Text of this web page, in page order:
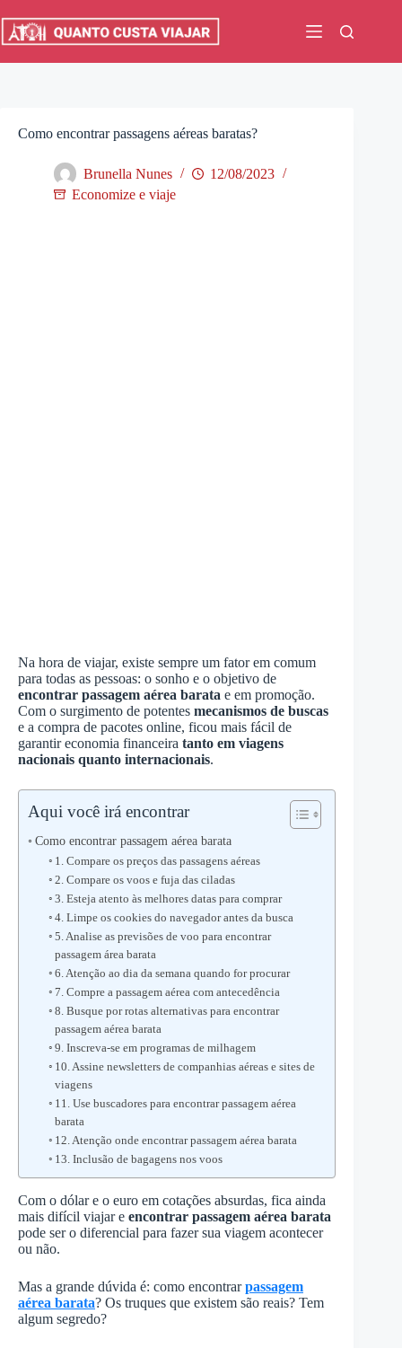
para
Como encontrar passagens aéreas baratas?
Brunella Nunes
12/08/2023
Economize e viaje
Na hora de viajar, existe sempre um fator em comum
para todas as pessoas: o sonho e o objetivo de
encontrar passagem aérea barata e em promoção.
Com o surgimento de potentes mecanismos de buscas
e a compra de pacotes online, ficou mais fácil de
garantir economia financeira tanto em viagens
nacionais quanto internacionais.
Aqui você irá encontrar
Como encontrar passagem aérea barata
1. Compare os preços das passagens aéreas
2. Compare os voos e fuja das ciladas
3. Esteja atento às melhores datas para comprar
4. Limpe os cookies do navegador antes da busca
5. Analise as previsões de voo para encontrar
passagem área barata
6. Atenção ao dia da semana quando for procurar
7. Compre a passagem aérea com antecedência
8. Busque por rotas alternativas para encontrar
passagem aérea barata
9. Inscreva-se em programas de milhagem
10. Assine newsletters de companhias aéreas e sites de
viagens
11. Use buscadores para encontrar passagem aérea
barata
12. Atenção onde encontrar passagem aérea barata
13. Inclusão de bagagens nos voos
Com o dólar e o euro em cotações absurdas, fica ainda
mais difícil viajar e encontrar passagem aérea barata
pode ser o diferencial para fazer sua viagem acontecer
ou não.
Mas a grande dúvida é: como encontrarpassagem
aérea barata? Os truques que existem são reais? Tem
algum segredo?